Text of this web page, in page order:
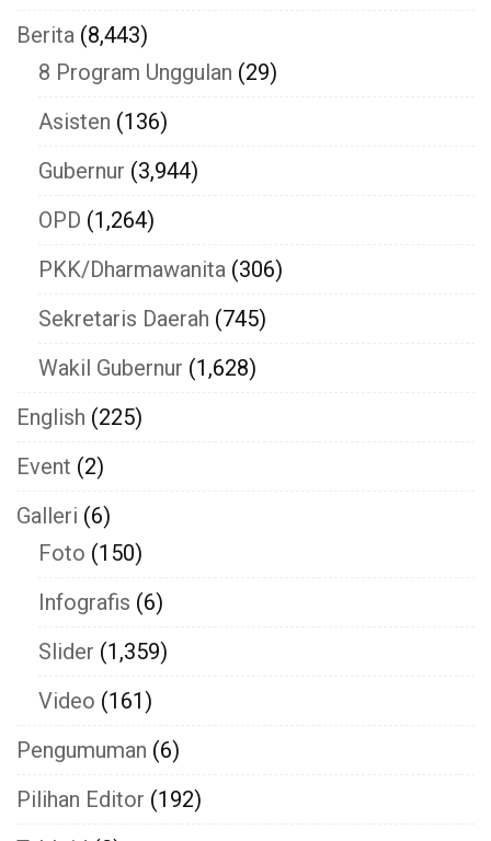
Berita (8,443)
8 Program Unggulan (29)
Asisten (136)
Gubernur (3,944)
OPD (1,264)
PKK/Dharmawanita (306)
Sekretaris Daerah (745)
Wakil Gubernur (1,628)
English (225)
Event (2)
Galleri (6)
Foto (150)
Infografis (6)
Slider (1,359)
Video (161)
Pengumuman (6)
Pilihan Editor (192)